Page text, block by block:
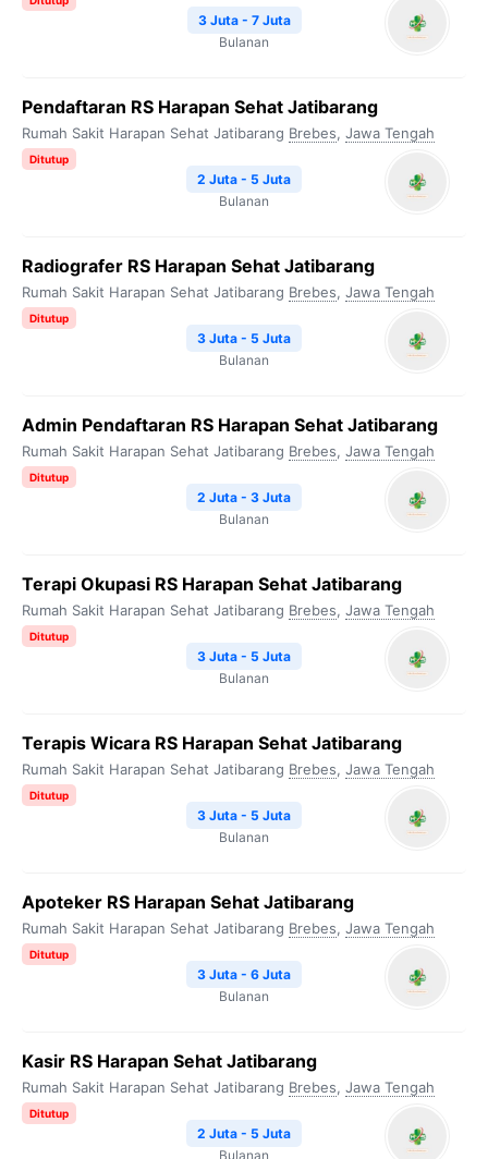
3 Juta - 7 Juta
Bulanan
Pendaftaran RS Harapan Sehat Jatibarang
Rumah Sakit Harapan Sehat Jatibarang Brebes, Jawa Tengah
Ditutup
2 Juta - 5 Juta
Bulanan
Radiografer RS Harapan Sehat Jatibarang
Rumah Sakit Harapan Sehat Jatibarang Brebes, Jawa Tengah
Ditutup
3 Juta - 5 Juta
Bulanan
Admin Pendaftaran RS Harapan Sehat Jatibarang
Rumah Sakit Harapan Sehat Jatibarang Brebes, Jawa Tengah
Ditutup
2 Juta - 3 Juta
Bulanan
Terapi Okupasi RS Harapan Sehat Jatibarang
Rumah Sakit Harapan Sehat Jatibarang Brebes, Jawa Tengah
Ditutup
3 Juta - 5 Juta
Bulanan
Terapis Wicara RS Harapan Sehat Jatibarang
Rumah Sakit Harapan Sehat Jatibarang Brebes, Jawa Tengah
Ditutup
3 Juta - 5 Juta
Bulanan
Apoteker RS Harapan Sehat Jatibarang
Rumah Sakit Harapan Sehat Jatibarang Brebes, Jawa Tengah
Ditutup
3 Juta - 6 Juta
Bulanan
Kasir RS Harapan Sehat Jatibarang
Rumah Sakit Harapan Sehat Jatibarang Brebes, Jawa Tengah
Ditutup
2 Juta - 5 Juta
Bulanan